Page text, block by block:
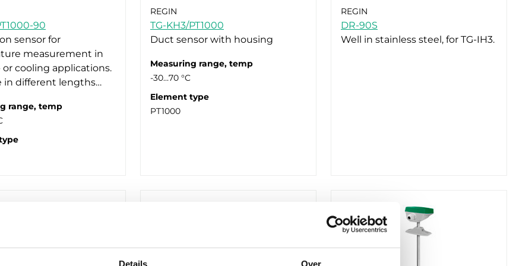
Details Over
90
sensor for
measurement in
cooling applications.
in different lengths…
range, temp
REGIN
TG-KH3/PT1000
Duct sensor with housing
Measuring range, temp
-30…70 °C
Element type
PT1000
REGIN
DR-90S
Well in stainless steel, for TG-IH3.